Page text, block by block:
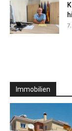
Immobilien